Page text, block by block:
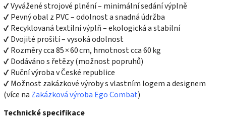
✔ Vyvážené strojové plnění – minimální sedání výplně
✔ Pevný obal z PVC – odolnost a snadná údržba
✔ Recyklovaná textilní výplň – ekologická a stabilní
✔ Dvojité prošití – vysoká odolnost
✔ Rozměry cca 85 × 60 cm, hmotnost cca 60 kg
✔ Dodáváno s řetězy (možnost popruhů)
✔ Ruční výroba v České republice
✔ Možnost zakázkové výroby s vlastním logem a designem
(více na Zakázková výroba Ego Combat)
Technické specifikace